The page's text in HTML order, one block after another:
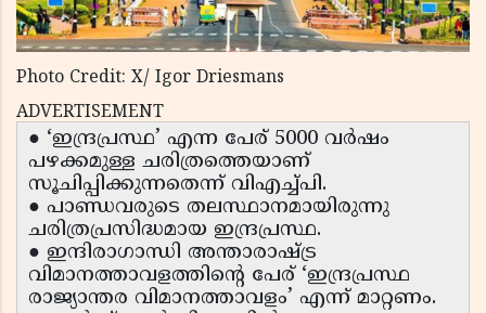
Photo Credit: X/ Igor Driesmans
ADVERTISEMENT
● ‘ഇന്ദ്രപ്രസ്ഥ’ എന്ന പേര് 5000 വർഷം
പഴക്കമുള്ള ചരിത്രത്തെയാണ്
സൂചിപ്പിക്കുന്നതെന്ന് വിഎച്ച്പി.
● പാണ്ഡവരുടെ തലസ്ഥാനമായിരുന്നു
ചരിത്രപ്രസിദ്ധമായ ഇന്ദ്രപ്രസ്ഥ.
● ഇന്ദിരാഗാന്ധി അന്താരാഷ്ട്ര
വിമാനത്താവളത്തിൻ്റെ പേര് ‘ഇന്ദ്രപ്രസ്ഥ
രാജ്യാന്തര വിമാനത്താവളം’ എന്ന് മാറ്റണം.